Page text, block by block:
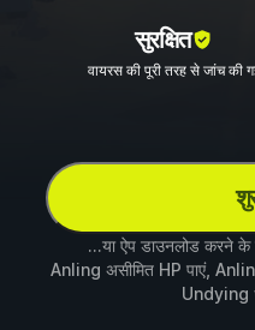
सुरक्षित
वायरस की पूरी तरह से जांच की
...या ऐप डाउनलोड करने
Anling असीमित HP पाएं,
Undying